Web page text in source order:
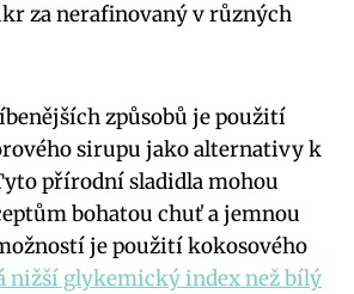
za nerafinovaný v různých
způsobů je použití
sirupu jako alternativy k
přírodní sladidla mohou
bohatou chuť a jemnou
je použití kokosového
nižší glykemický index než bílý